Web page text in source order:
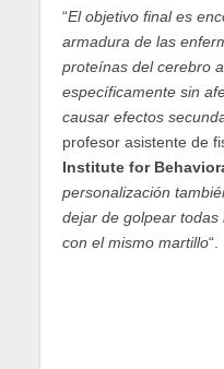
“El objetivo final es
armadura de las
proteínas del cerebro
específicamente sin
causar efectos
profesor asistente de
Institute for
personalización
dejar de golpear
con el mismo martillo“.